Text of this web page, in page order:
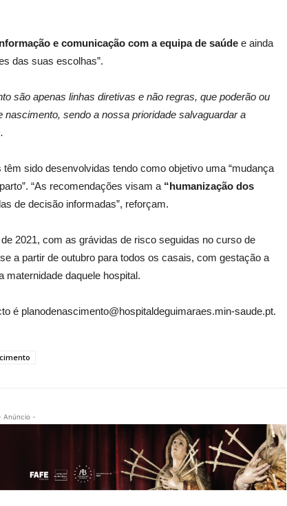
e comunicação com a equipa de saúde e ainda
das suas escolhas”.
são apenas linhas diretivas e não regras, que poderão ou
sendo a nossa prioridade salvaguardar a
sido desenvolvidas tendo como objetivo uma “mudança
“As recomendações visam a “humanização dos
de decisão informadas”, reforçam.
2021, com as grávidas de risco seguidas no curso de
a partir de outubro para todos os casais, com gestação a
maternidade daquele hospital.
é planodenascimento@hospitaldeguimaraes.min-saude.pt.
Anúncio -